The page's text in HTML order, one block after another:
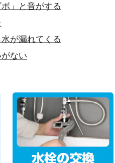
」と音がする
が漏れてくる
ない